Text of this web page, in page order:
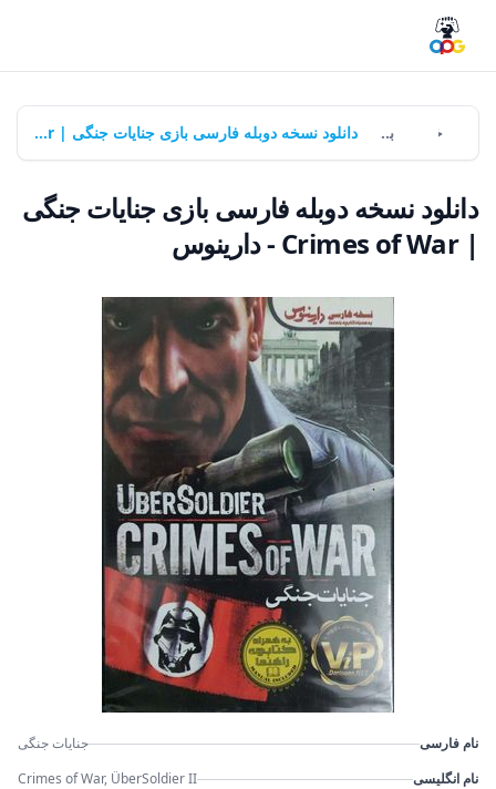
بازی‌ها دانلود نسخه دوبله فارسی بازی جنایات جنگی | Crimes of War - دارینوس
دانلود نسخه دوبله فارسی بازی جنایات جنگی
| Crimes of War - دارینوس
نام فارسی
جنایات جنگی
نام انگلیسی
Crimes of War, ÜberSoldier II